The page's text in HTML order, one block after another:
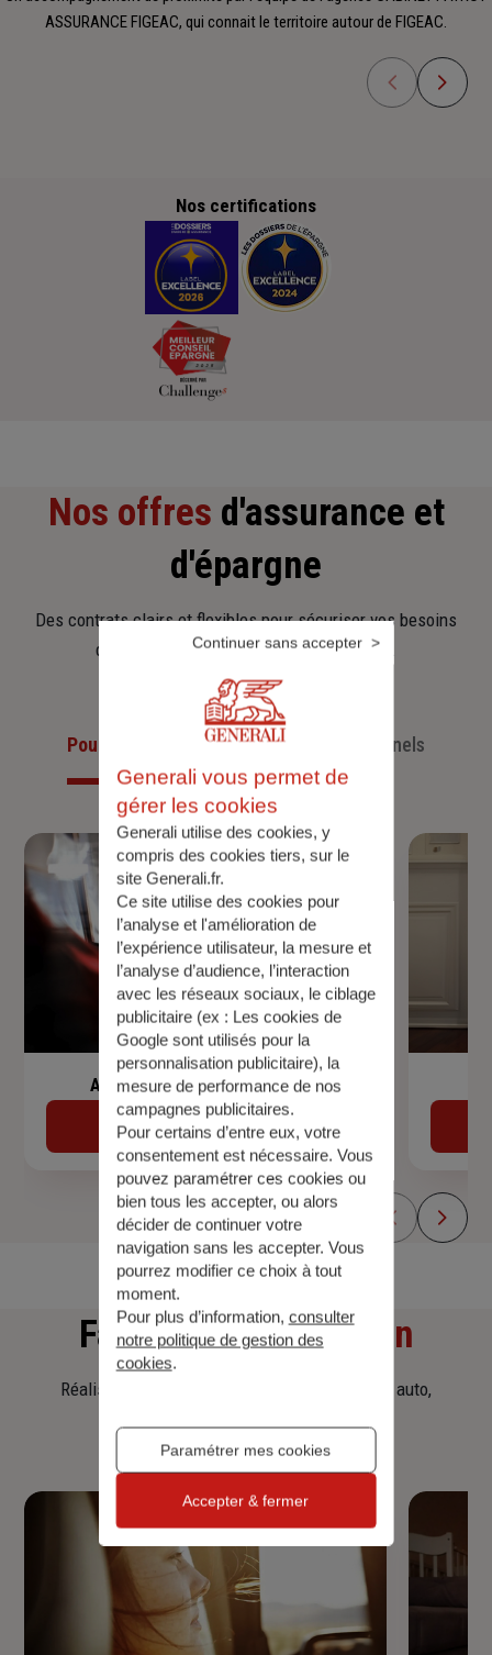
ASSURANCE FIGEAC, qui connait le territoire autour de FIGEAC.
Nos certifications
Nos offres d'assurance et
d'épargne
Des contrats clairs et flexibles pour sécuriser vos besoins
d’aujourd’hui et anticiper ceux de demain.
Pour les particuliersPour les professionnels
Assurance de prêt immobilier
Découvrir
Faitesune simulation
Réalisez une simulation tarifaire d'assurance, auto,
Generali vous permet de
gérer les cookies
Generali utilise des cookies, y
compris des cookies tiers, sur le
site Generali.fr.
Ce site utilise des cookies pour
l’analyse et l'amélioration de
l’expérience utilisateur, la mesure et
l’analyse d’audience, l’interaction
avec les réseaux sociaux, le ciblage
publicitaire (ex : Les cookies de
Google sont utilisés pour la
personnalisation publicitaire), la
mesure de performance de nos
campagnes publicitaires.
Pour certains d’entre eux, votre
consentement est nécessaire. Vous
pouvez paramétrer ces cookies ou
bien tous les accepter, ou alors
décider de continuer votre
navigation sans les accepter. Vous
pourrez modifier ce choix à tout
moment.
Pour plus d’information, consulter
notre politique de gestion des
cookies.
Paramétrer mes cookies
Continuer sans accepter
Accepter & fermer